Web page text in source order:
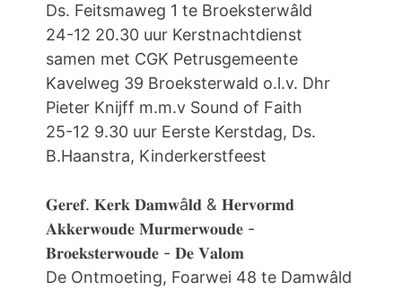
Ds. Feitsmaweg 1 te Broeksterwâld
24-12 20.30 uur Kerstnachtdienst
samen met CGK Petrusgemeente
Kavelweg 39 Broeksterwald o.l.v. Dhr
Pieter Knijff m.m.v Sound of Faith
25-12 9.30 uur Eerste Kerstdag, Ds.
B.Haanstra, Kinderkerstfeest
𝐆𝐞𝐫𝐞𝐟. 𝐊𝐞𝐫𝐤 𝐃𝐚𝐦𝐰â𝐥𝐝 & 𝐇𝐞𝐫𝐯𝐨𝐫𝐦𝐝
𝐀𝐤𝐤𝐞𝐫𝐰𝐨𝐮𝐝𝐞 𝐌𝐮𝐫𝐦𝐞𝐫𝐰𝐨𝐮𝐝𝐞 -
𝐁𝐫𝐨𝐞𝐤𝐬𝐭𝐞𝐫𝐰𝐨𝐮𝐝𝐞 - 𝐃𝐞 𝐕𝐚𝐥𝐨𝐦
De Ontmoeting, Foarwei 48 te Damwâld